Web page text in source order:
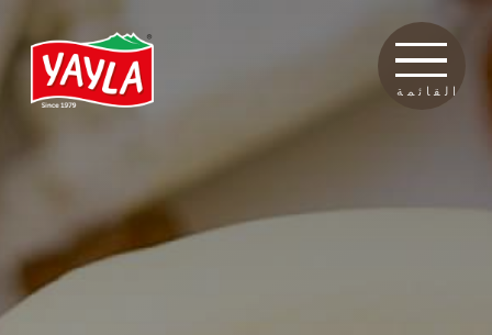
القائمة